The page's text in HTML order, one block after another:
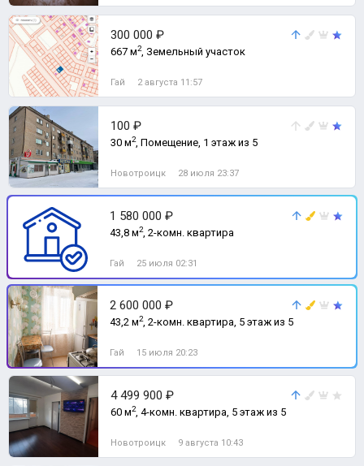
300 000 ₽
667 м2, Земельный участок
Гай 2 августа 11:57
100 ₽
30 м2, Помещение, 1 этаж из 5
Новотроицк 28 июля 23:37
1 580 000 ₽
43,8 м2, 2-комн. квартира
Гай 25 июля 02:31
2 600 000 ₽
43,2 м2, 2-комн. квартира, 5 этаж из 5
Гай 15 июля 20:23
4 499 900 ₽
60 м2, 4-комн. квартира, 5 этаж из 5
Новотроицк 9 августа 10:43